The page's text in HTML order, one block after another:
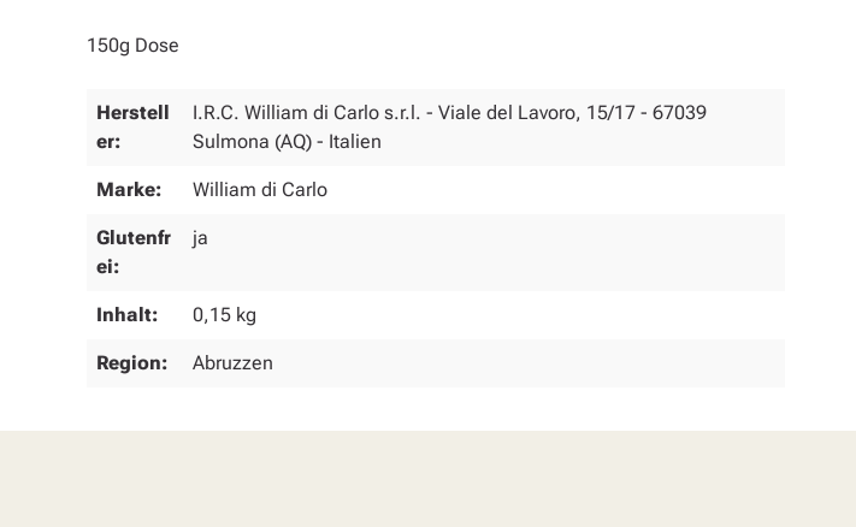
150g Dose
Herstell
er:
I.R.C. William di Carlo s.r.l. - Viale del Lavoro, 15/17 - 67039
Sulmona (AQ) - Italien
Marke: William di Carlo
Glutenfr
ei:
ja
Inhalt: 0,15 kg
Region: Abruzzen